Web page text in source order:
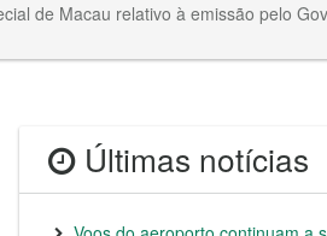
de Macau relativo à emissão pelo
Últimas notícias